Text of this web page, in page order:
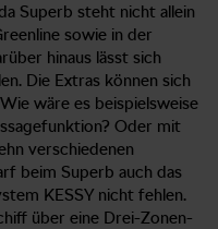
Superb steht nicht allein
sowie in der
hinaus lässt sich
Die Extras können sich
wäre es beispielsweise
Oder mit
verschiedenen
beim Superb auch das
KESSY nicht fehlen.
über eine Drei-Zonen-